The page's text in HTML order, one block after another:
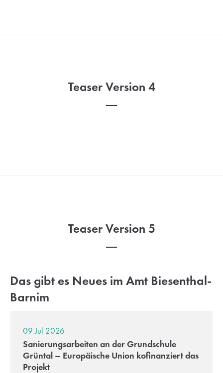
Teaser Version 4
Teaser Version 5
Das gibt es Neues im Amt Biesenthal-
Barnim
09 Jul 2026
Sanierungsarbeiten an der Grundschule
Grüntal – Europäische Union kofinanziert das
Projekt